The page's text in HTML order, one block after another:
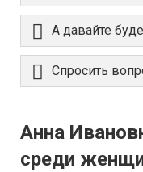
А давайте
Спросить
Анна
среди